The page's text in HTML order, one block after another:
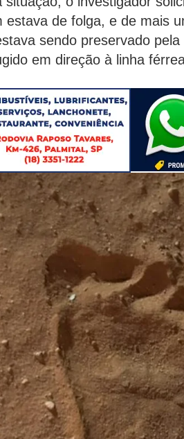
de folga, e de mais
sendo preservado
em direção à linha